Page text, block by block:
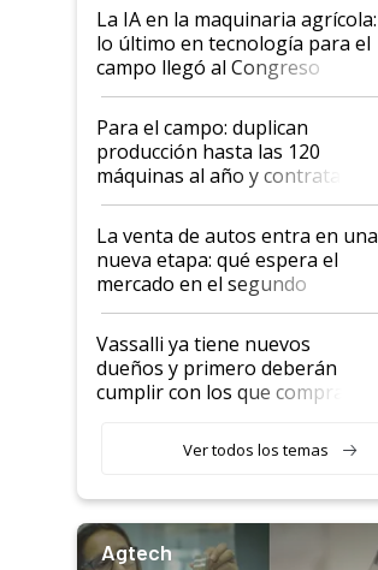
tierra?
La IA en la maquinaria agrícola:
lo último en tecnología para el
campo llegó al Congreso
Aapresid 2026
Para el campo: duplican
producción hasta las 120
máquinas al año y contratan
especialistas de la industria
automotriz para lograrlo
La venta de autos entra en una
nueva etapa: qué espera el
mercado en el segundo
semestre
Vassalli ya tiene nuevos
dueños y primero deberán
cumplir con los que compraron
recibieron: quién está detrás
del rescate de la empresa
Ver todos los temas
Agtech